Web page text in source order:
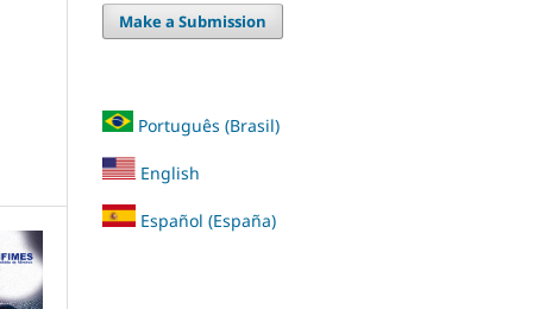
Make a Submission
Português (Brasil)
English
Español (España)